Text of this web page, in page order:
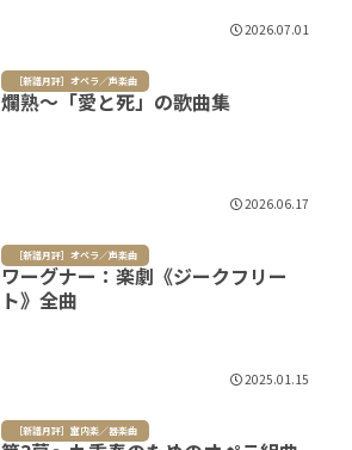
2026.07.01
［新譜月評］オペラ／声楽曲
爛熟～「愛と死」の歌曲集
2026.06.17
［新譜月評］オペラ／声楽曲
ワーグナー：楽劇《ジークフリー
ト》全曲
2025.01.15
［新譜月評］室内楽／器楽曲